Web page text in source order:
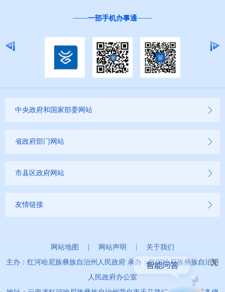
不动产登记
重大民生信息
一部手机办事通
中央政府和国家部委网站
省政府部门网站
市县区政府网站
友情链接
网站地图 | 网站声明 | 关于我们
主办：红河哈尼族彝族自治州人民政府 承办：红河哈尼族彝族自治州
人民政府办公室
x